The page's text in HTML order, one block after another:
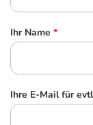
Ihr Name *
Ihre E-Mail für